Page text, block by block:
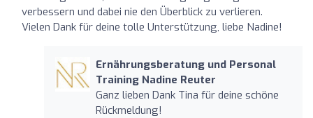
verbessern und dabei nie den Überblick zu verlieren.
Vielen Dank für deine tolle Unterstützung, liebe Nadine!
Ernährungsberatung und Personal
Training Nadine Reuter
Ganz lieben Dank Tina für deine schöne
Rückmeldung!